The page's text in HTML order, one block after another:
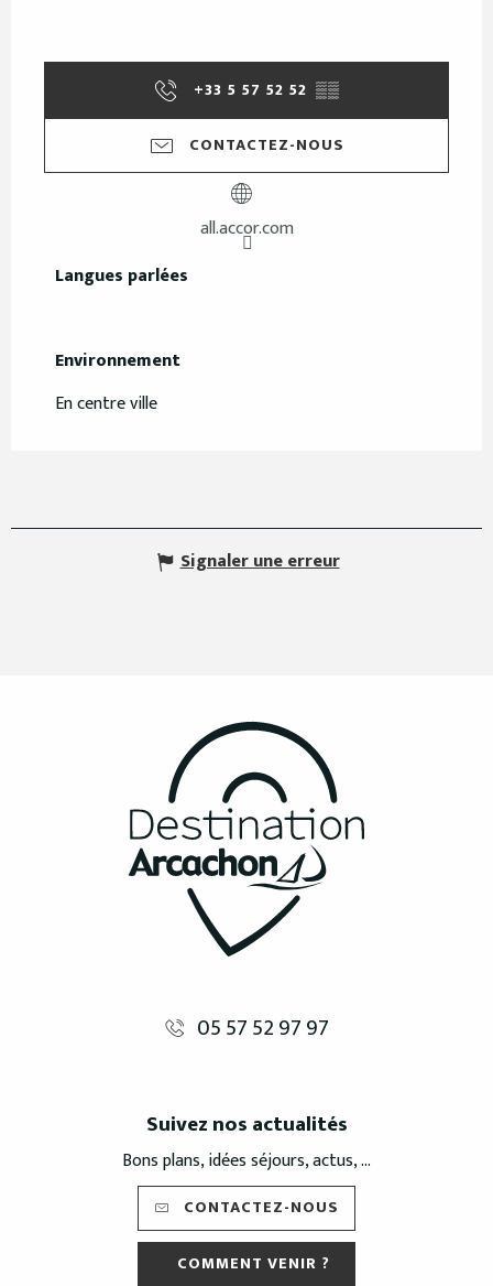
+33 5 57 52 52 ▒▒
CONTACTEZ-NOUS
all.accor.com
Langues parlées
Langues parlées
Environnement
Environnement
En centre ville
Signaler une erreur
05 57 52 97 97
Suivez nos actualités
Bons plans, idées séjours, actus, ...
CONTACTEZ-NOUS
COMMENT VENIR ?